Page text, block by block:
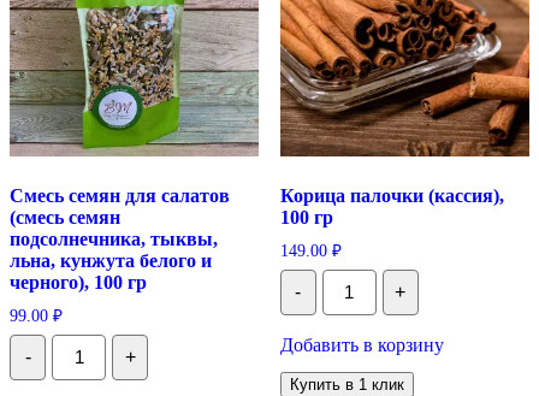
Смесь семян для салатов
(смесь семян
подсолнечника, тыквы,
льна, кунжута белого и
черного), 100 гр
99.00 ₽
-
Количество
Смесь
семян
+
Корица палочки (кассия),
100 гр
149.00 ₽
-
Количество
Корица
палочки
100
гр
+
Добавить в корзину
Купить в 1 клик